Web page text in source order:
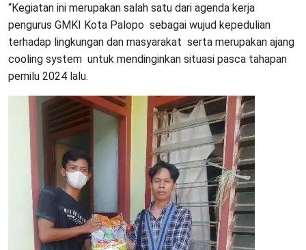
“Kegiatan ini merupakan salah satu dari agenda kerja
pengurus GMKI Kota Palopo sebagai wujud kepedulian
terhadap lingkungan dan masyarakat serta merupakan ajang
cooling system untuk mendinginkan situasi pasca tahapan
pemilu 2024 lalu.